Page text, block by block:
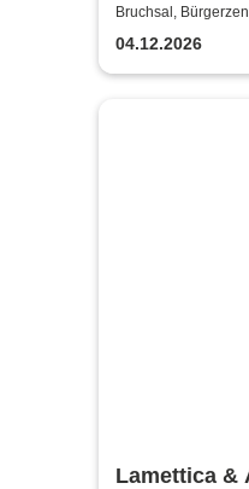
music of
Bruchsal,
04.12.2026
Lamettica &